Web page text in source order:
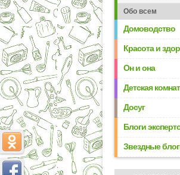
Обо всем
Домоводство
Красота и
Он и она
Детская
Досуг
Блоги
Звездные